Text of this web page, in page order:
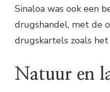
Sinaloa was ook een
drugshandel, met de
drugskartels zoals
Natuur en